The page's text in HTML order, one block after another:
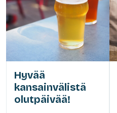
Hyvää
kansainvälistä
olutpäivää!